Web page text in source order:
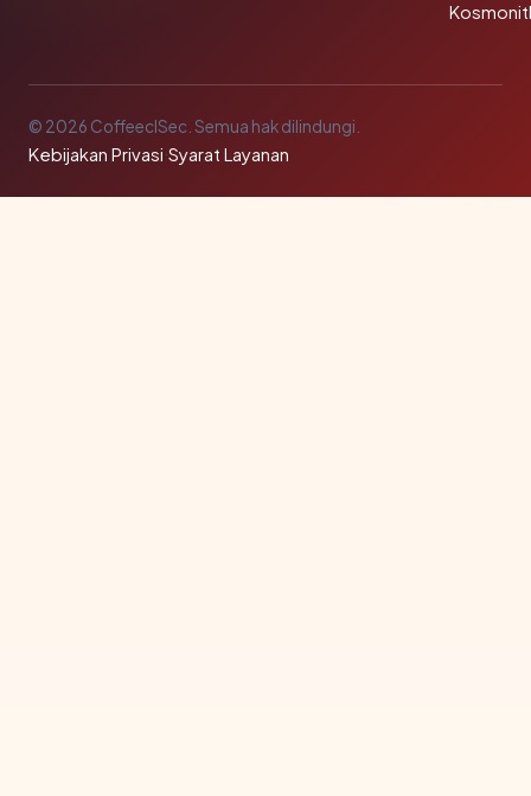
© 2026 CoffeeclSec. Semua hak dilindungi.
Kebijakan Privasi·Syarat Layanan